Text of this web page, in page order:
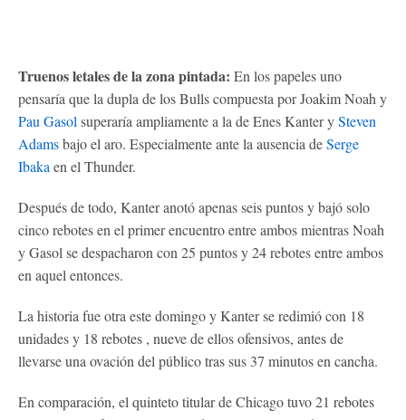
Truenos letales de la zona pintada: En los papeles uno
pensaría que la dupla de los Bulls compuesta por Joakim Noah y
Pau Gasol superaría ampliamente a la de Enes Kanter ySteven
Adamsbajo el aro. Especialmente ante la ausencia deSerge
Ibaka en el Thunder.
Después de todo, Kanter anotó apenas seis puntos y bajó solo
cinco rebotes en el primer encuentro entre ambos mientras Noah
y Gasol se despacharon con 25 puntos y 24 rebotes entre ambos
en aquel entonces.
La historia fue otra este domingo y Kanter se redimió con 18
unidades y 18 rebotes , nueve de ellos ofensivos, antes de
llevarse una ovación del público tras sus 37 minutos en cancha.
En comparación, el quinteto titular de Chicago tuvo 21 rebotes